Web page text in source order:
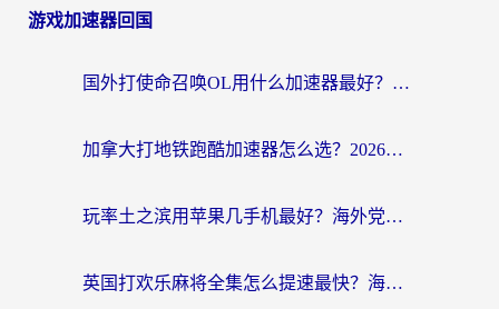
游戏加速器回国
国外打使命召唤OL用什么加速器最好？海外玩家国服畅玩全攻略（附小众游戏加速技巧）
加拿大打地铁跑酷加速器怎么选？2026海外玩家实测指南（附王国纪元保卫萝卜3加速技巧）
玩率土之滨用苹果几手机最好？海外党必看的国服游戏加速+设备选择指南
英国打欢乐麻将全集怎么提速最快？海外党亲测有效的国服游戏加速指南